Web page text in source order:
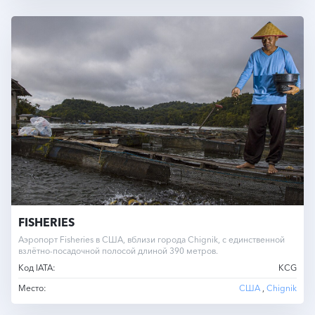
FISHERIES
Аэропорт Fisheries в США, вблизи города Chignik, с единственной
взлётно-посадочной полосой длиной 390 метров.
Код IATA:
KCG
Место:
США Chignik